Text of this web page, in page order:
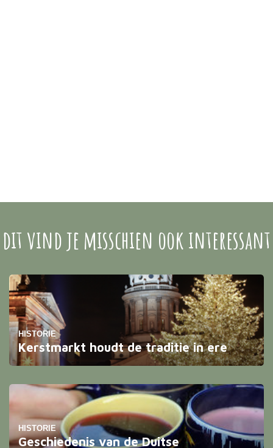
dit vind je misschien ook interessant
HISTORIE
Kerstmarkt houdt de traditie in ere
Met kerstmis vieren we de geboorte van Jezus
Christus. Het is een traditioneel feest wat vol zit met
oude gebruiken en ouderwetse symbolen.
HISTORIE
Geschiedenis van de Duitse